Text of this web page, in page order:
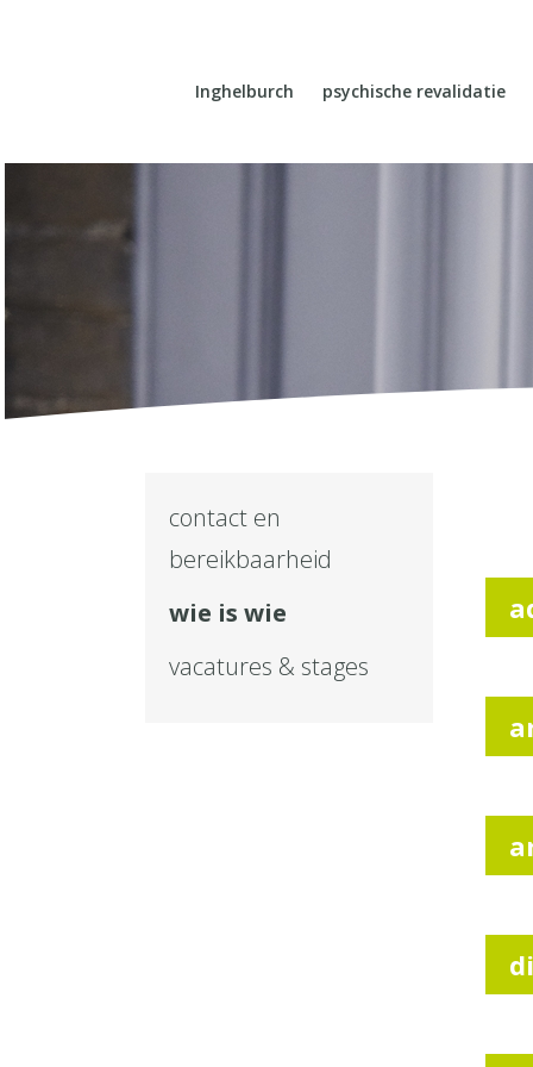
Inghelburch psychische revalidatie
contact en
bereikbaarheid
wie is wie
vacatures & stages